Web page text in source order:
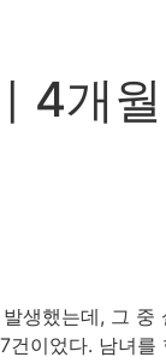
4개
생했는데, 그
이었다. 남녀를